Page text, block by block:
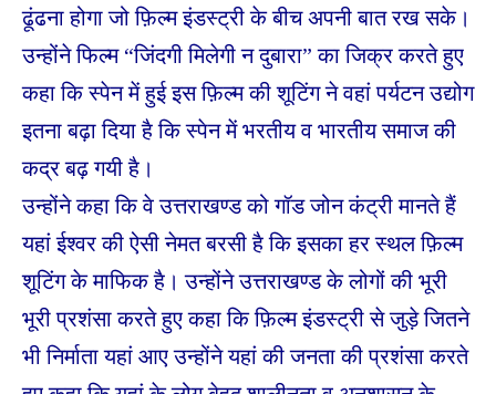
ढूंढना होगा जो फ़िल्म इंडस्ट्री के बीच अपनी बात रख सके।
उन्होंने फिल्म “जिंदगी मिलेगी न दुबारा” का जिक्र करते हुए
कहा कि स्पेन में हुई इस फ़िल्म की शूटिंग ने वहां पर्यटन उद्योग
इतना बढ़ा दिया है कि स्पेन में भरतीय व भारतीय समाज की
कद्र बढ़ गयी है।
उन्होंने कहा कि वे उत्तराखण्ड को गॉड जोन कंट्री मानते हैं
यहां ईश्वर की ऐसी नेमत बरसी है कि इसका हर स्थल फ़िल्म
शूटिंग के माफिक है। उन्होंने उत्तराखण्ड के लोगों की भूरी
भूरी प्रशंसा करते हुए कहा कि फ़िल्म इंडस्ट्री से जुड़े जितने
भी निर्माता यहां आए उन्होंने यहां की जनता की प्रशंसा करते